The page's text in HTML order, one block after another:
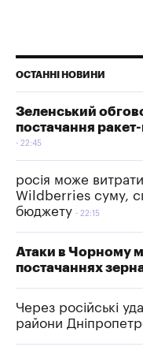
ОСТАННІ НОВИНИ
Зеленський
постачання
22:45
росія може
Wildberries суму,
бюджету
22:15
Атаки в Чорному
постачаннях
Через російські
райони